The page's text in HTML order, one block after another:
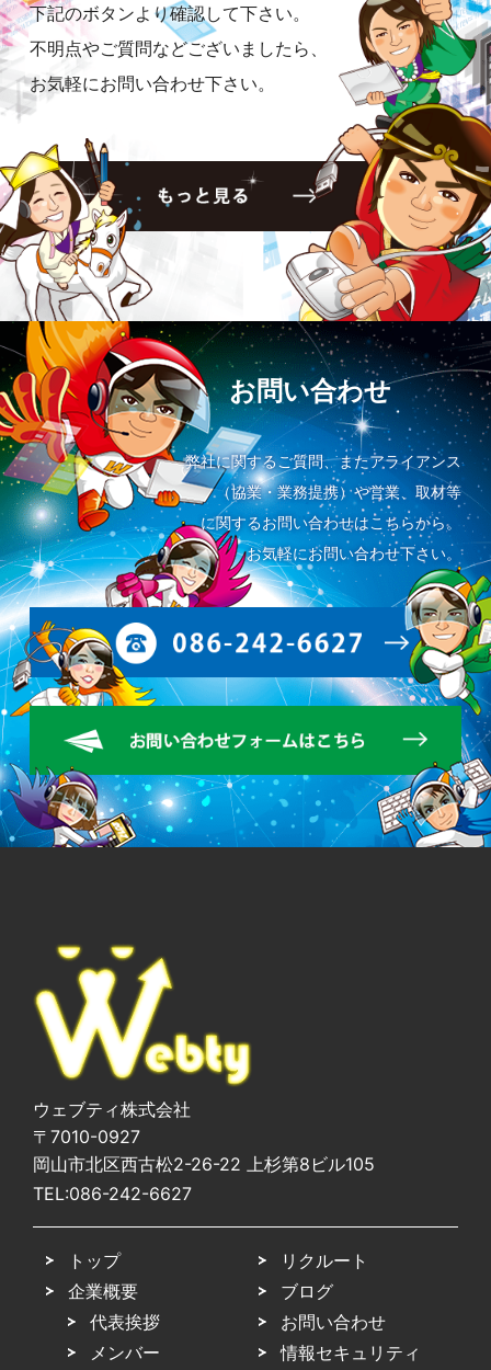
下記のボタンより確認して下さい。
不明点やご質問などございましたら、
お気軽にお問い合わせ下さい。
お問い合わせ
弊社に関するご質問、またアライアンス
（協業・業務提携）や営業、取材等
に関するお問い合わせはこちらから。
お気軽にお問い合わせ下さい。
ウェブティ株式会社
〒7010-0927
岡山市北区西古松2-26-22 上杉第8ビル105
TEL:086-242-6627
トップ
企業概要
代表挨拶
メンバー
リクルート
ブログ
お問い合わせ
情報セキュリティ